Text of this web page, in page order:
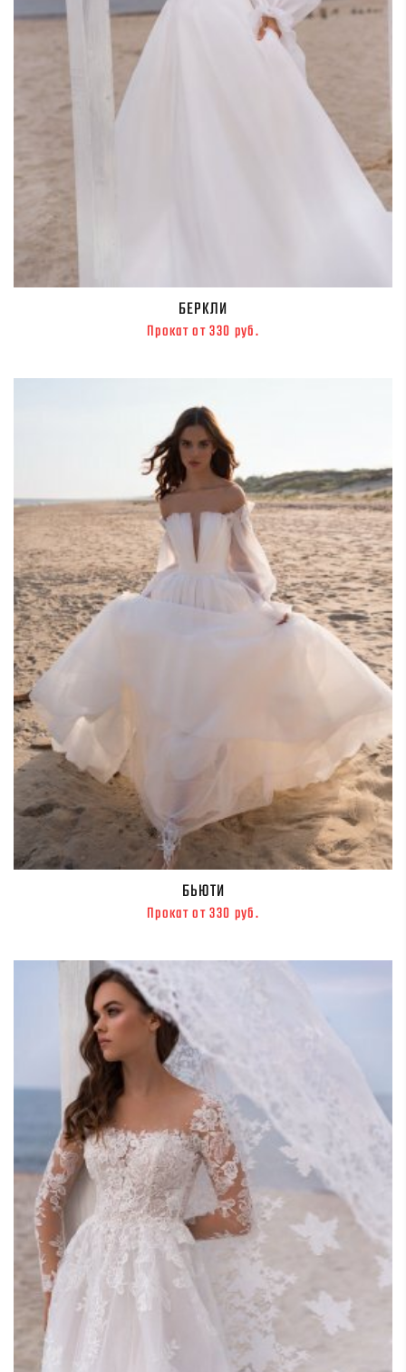
БЕРКЛИ
Прокат от 330 руб.
БЬЮТИ
Прокат от 330 руб.